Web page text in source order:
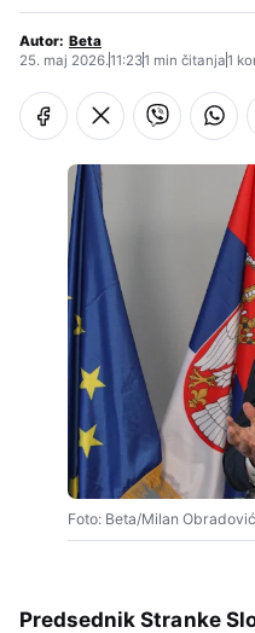
Autor: Beta
25. maj 2026.11:231 min čitanja1
Foto: Beta/Milan Obradović
Predsednik Stranke